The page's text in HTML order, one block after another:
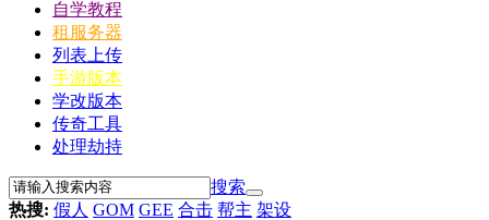
自学教程
租服务器
列表上传
手游版本
学改版本
传奇工具
处理劫持
搜索
热搜: 假人 GOM GEE 合击 帮主 架设